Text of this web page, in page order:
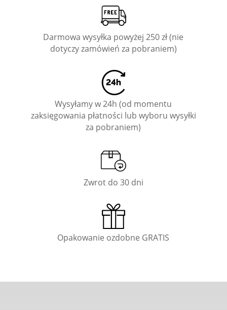
Darmowa wysyłka powyżej 250 zł (nie
dotyczy zamówień za pobraniem)
Wysyłamy w 24h (od momentu
zaksięgowania płatności lub wyboru wysyłki
za pobraniem)
Zwrot do 30 dni
Opakowanie ozdobne GRATIS